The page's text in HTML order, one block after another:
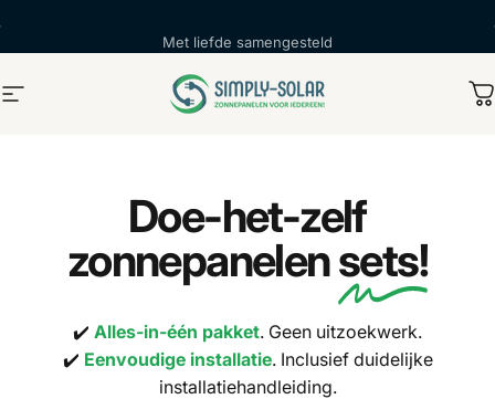
Simply Solar
Doe-het-zelf
zonnepanelensets!
✔️ Alles-in-één pakket. Geen uitzoekwerk.
✔️ Eenvoudige installatie. Inclusief duidelijke
installatiehandleiding.